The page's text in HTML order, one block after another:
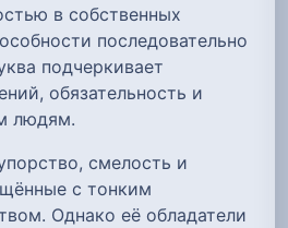
в собственных
последовательно
подчеркивает
обязательность и
людям.
смелость и
с тонким
Однако её обладатели